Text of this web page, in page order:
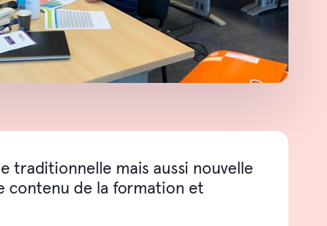
traditionnelle mais aussi nouvelle
contenu de la formation et